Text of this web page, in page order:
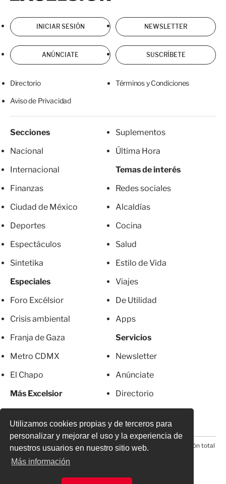
Utilizamos cookies propias y de terceros para
personalizar y mejorar el uso y la experiencia de
nuestros usuarios en nuestro sitio web.
Más información
INICIAR SESIÓN NEWSLETTER
ANÚNCIATE SUSCRÍBETE
Directorio Términos y Condiciones
Aviso de Privacidad
Secciones
Nacional
Internacional
Finanzas
Ciudad de México
Deportes
Espectáculos
Sintetika
Especiales
Foro Excélsior
Crisis ambiental
Franja de Gaza
Metro CDMX
El Chapo
Más Excelsior
Suplementos
Última Hora
Temas de interés
Redes sociales
Alcaldías
Cocina
Salud
Estilo de Vida
Viajes
De Utilidad
Apps
Servicios
Newsletter
Anúnciate
Directorio
© 2026 Todos los derechos reservados. Prohibida la reproducción total
o parcial, incluyendo cualquier medio electrónico*